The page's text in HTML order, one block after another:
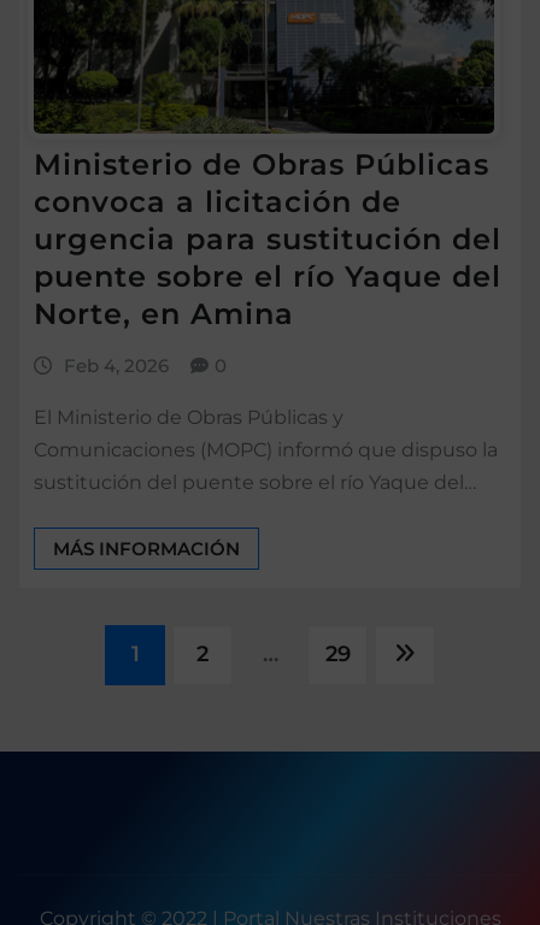
Ministerio de Obras Públicas
convoca a licitación de
urgencia para sustitución del
puente sobre el río Yaque del
Norte, en Amina
Feb 4, 2026 0
El Ministerio de Obras Públicas y
Comunicaciones (MOPC) informó que dispuso la
sustitución del puente sobre el río Yaque del…
MÁS INFORMACIÓN
Paginación
1 2 … 29
Copyright © 2022 | Portal Nuestras Instituciones